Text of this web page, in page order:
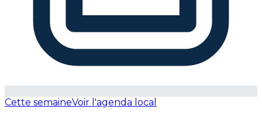
Cette semaineVoir l'agenda local